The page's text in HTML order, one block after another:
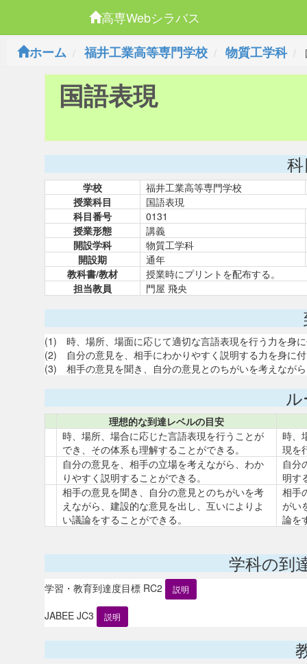
高専Webシラバス
ホーム
福井工業高等専門学校 物質工学科
国語表現
学校
福井工業高等専門学校
授業科目
国語表現
科目番号
0131
授業形態
講義
開設学科
物質工学科
開設期
通年
教科書/教材
授業時にプリントを配布する。
担当教員
門屋 飛央
(1) 時、場所、場面に応じて適切な言語表現を行う力を身
(2) 自分の意見を、相手にわかりやすく説明する力を身に
(3) 相手の意見を聞き、自分の意見とのちがいを考えなが
理想的な到達レベルの目安
時、場所、場合に応じた言語表現を行うことが
でき、その体系も理解することができる。
時、
現を
自分の意見を、相手の立場を考えながら、わか
りやすく説明することができる。
自分
明す
相手の意見を聞き、自分の意見とのちがいを考
えながら、建設的な意見を出し、互いによりよ
い議論をすることができる。
相手
がい
論を
学科の到
学習・教育到達度目標 RC2 説明
JABEE JC3 説明